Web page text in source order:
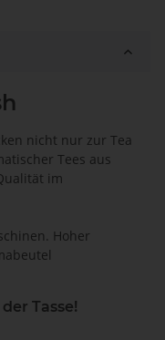
nicht nur zur Tea
Tees aus
im
Hoher
Tasse!